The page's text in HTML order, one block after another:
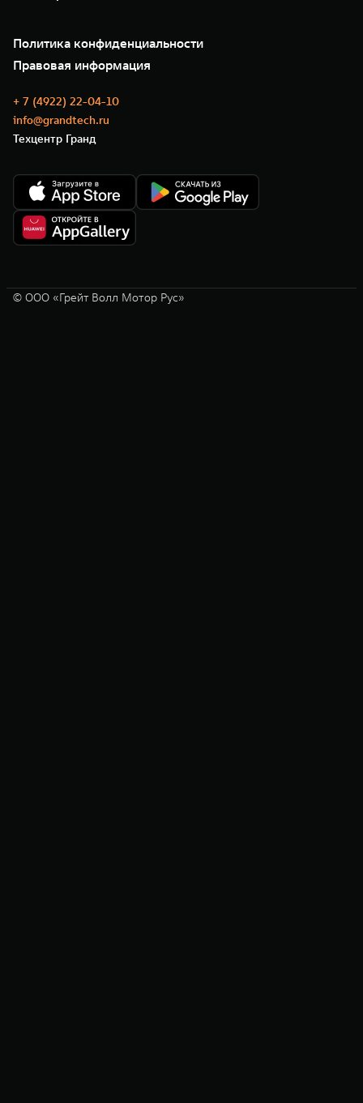
Зарядные станции
Сервис
Нулевое ТО
Моторные масла
35 лет GWM
GWM ТЕХ ДЕНЬ
Новости
Политика конфиденциальности
Правовая информация
+ 7 (4922) 22-04-10
info@grandtech.ru
Техцентр Гранд
© ООО «Грейт Волл Мотор Рус»